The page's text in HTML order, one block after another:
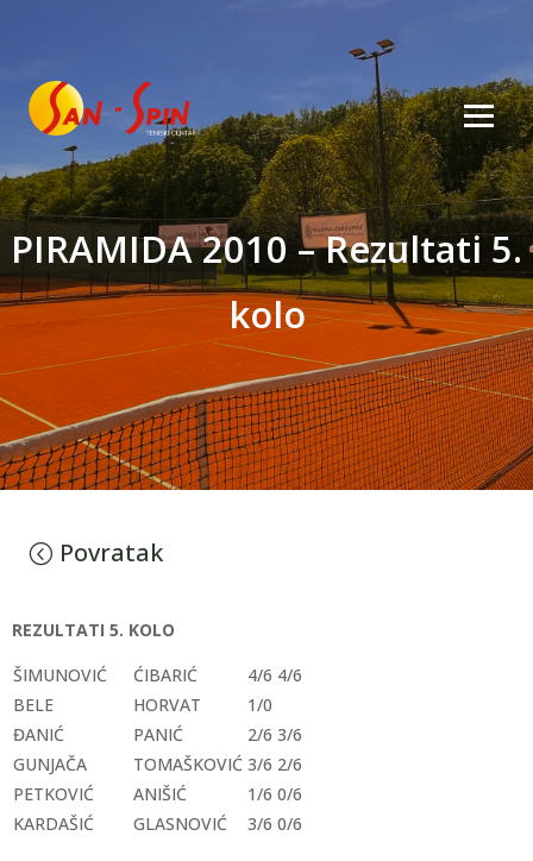
PIRAMIDA 2010 – Rezultati 5.
kolo
Povratak
REZULTATI 5. KOLO
ŠIMUNOVIĆ
ĆIBARIĆ
4/6 4/6
BELE
HORVAT
1/0
ĐANIĆ
PANIĆ
2/6 3/6
GUNJAČA
TOMAŠKOVIĆ 3/6 2/6
PETKOVIĆ
ANIŠIĆ
1/6 0/6
KARDAŠIĆ
GLASNOVIĆ 3/6 0/6